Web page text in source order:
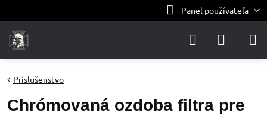
Panel používateľa
Príslušenstvo
Chrómovaná ozdoba filtra pre